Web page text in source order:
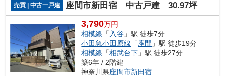
売買 | 中古一戸建 座間市新田宿 中古戸建 30.97坪
3,790万円
相模線 「 入谷 」駅 徒歩7分
小田急小田原線 「座間 」駅 徒歩19分
相模線 「相武台下 」駅 徒歩27分
築6年 / 2階建
神奈川県座間市新田宿